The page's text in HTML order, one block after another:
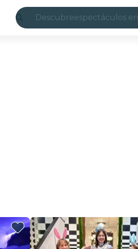
Descubreespectáculos
restaurantes